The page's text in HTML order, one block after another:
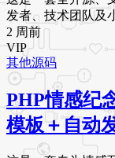
发者、技术团队及
2 周前
VIP
其他源码
PHP情感纪
模板＋自动